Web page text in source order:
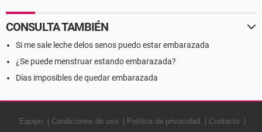
CONSULTA TAMBIÉN
Si me sale leche delos senos puedo estar embarazada
¿Se puede menstruar estando embarazada?
Días imposibles de quedar embarazada
Equipo Condiciones de uso Política de privacidad Contacto